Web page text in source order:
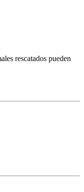
rescatados pueden